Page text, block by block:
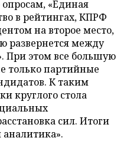
опросам, «Единая
в рейтингах, КПРФ
на второе место,
развернется между
этом все большую
только партийные
К таким
круглого стола
сил. Итоги
аналитика».